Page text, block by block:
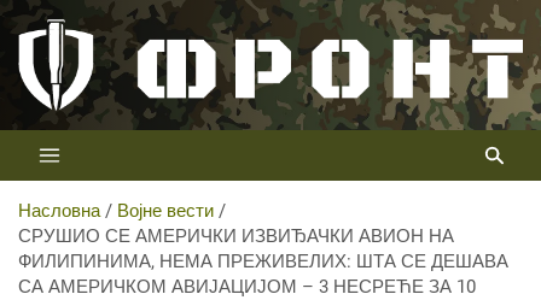
Скип
цонтент
Телевизија ФРОНТ
Први војни канал у Србији
Насловна
Војне вести
СРУШИО СЕ АМЕРИЧКИ ИЗВИЂАЧКИ АВИОН НА
ФИЛИПИНИМА, НЕМА ПРЕЖИВЕЛИХ: ШТА СЕ ДЕШАВА
СА АМЕРИЧКОМ АВИЈАЦИЈОМ – 3 НЕСРЕЋЕ ЗА 10